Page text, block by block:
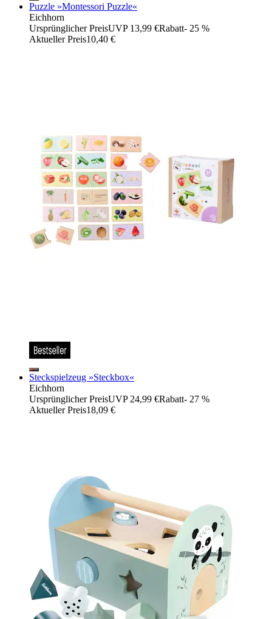
Puzzle »Montessori Puzzle«
Eichhorn
Ursprünglicher PreisUVP 13,99 €Rabatt- 25 %
Aktueller Preis10,40 €
Steckspielzeug »Steckbox«
Eichhorn
Ursprünglicher PreisUVP 24,99 €Rabatt- 27 %
Aktueller Preis18,09 €